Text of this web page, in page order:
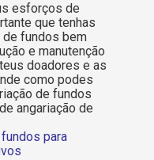
esforços de
que tenhas
de fundos bem
e manutenção
doadores e as
como podes
de fundos
angariação de
para